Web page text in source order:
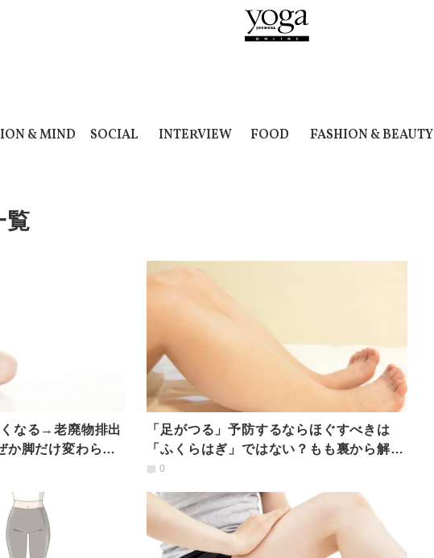
& MIND SOCIAL INTERVIEW FOOD FASHION & BEAUTY
覧
なる→老廃物排出
か脚だけ変わらな
「足がつる」予防するならほぐすべきは
「ふくらはぎ」ではない？もも裏から解
消、8回×3セットエクサ
0